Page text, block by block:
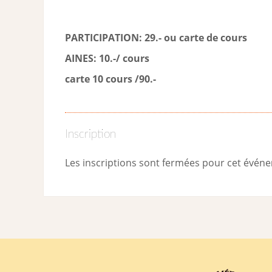
PARTICIPATION: 29.- ou carte de cours
AINES: 10.-/ cours
carte 10 cours /90.-
Inscription
Les inscriptions sont fermées pour cet